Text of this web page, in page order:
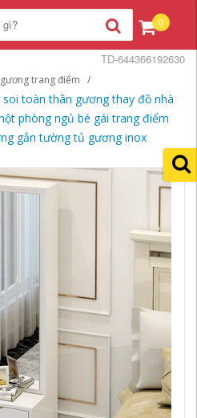
0
trang điểm
toàn thân gương thay đồ nhà
phòng ngủ bé gái trang điểm
gắn tường tủ gương inox
TD-644366192630